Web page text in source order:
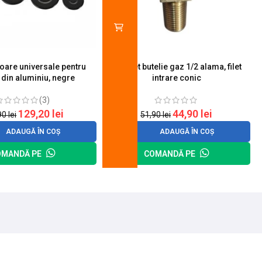
universale pentru
aluminiu, negre
(3)
lei 129,20 lei
ADAUGĂ ÎN COȘ
PE
Robinet butelie gaz 1/2 alama, filet
intrare conic
51,90lei44,90 lei
ADAUGĂ ÎN COȘ
COMANDĂ PE